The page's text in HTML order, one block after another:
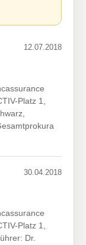
12.07.2018
Platz 1,
30.04.2018
Platz 1,
Dr.